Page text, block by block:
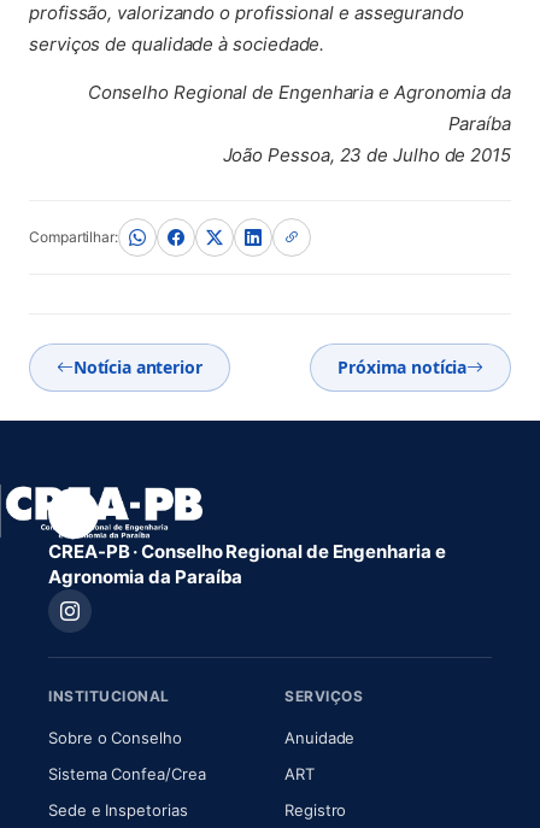
profissão, valorizando o profissional e assegurando
serviços de qualidade à sociedade.
Conselho Regional de Engenharia e Agronomia da
Paraíba
João Pessoa, 23 de Julho de 2015
Compartilhar:
Notícia anterior Próxima notícia
CREA-PB · Conselho Regional de Engenharia e
Agronomia da Paraíba
INSTITUCIONAL
Sobre o Conselho(abre em nova aba)
Sistema Confea/Crea(abre em nova aba)
Sede e Inspetorias
SERVIÇOS
Anuidade
ART(abre em nova aba)
Registro